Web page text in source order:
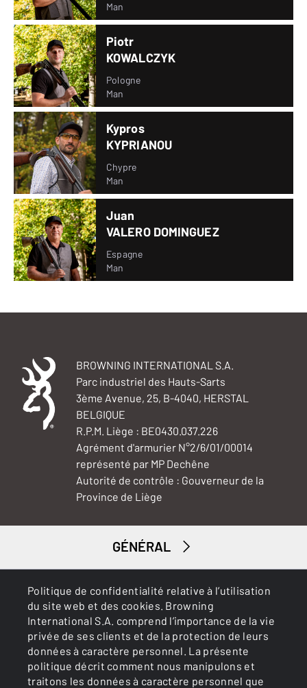
Politique de confidentialité relative à l’utilisation
du site web et des cookies. Browning
International S.A. comprend l’importance de la vie
privée de ses clients et de la protection de leurs
données à caractère personnel. La présente
politique décrit comment nous manipulons et
traitons les données à caractère personnel que
Man
Piotr
KOWALCZYK
Pologne
Man
Kypros
KYPRIANOU
Chypre
Man
Juan
VALERO DOMINGUEZ
Espagne
Man
BROWNING INTERNATIONAL S.A.
Parc industriel des Hauts-Sarts
3ème Avenue, 25, B-4040, HERSTAL
BELGIQUE
R.P.M. Liège : BE0430.037.226
Agrément d'armurier N°2/6/01/00014
représenté par MP Dechêne
Autorité de contrôle : Gouverneur de la
Province de Liège
GÉNÉRAL
SERVICES